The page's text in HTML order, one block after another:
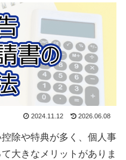
2024.11.12 2026.06.08
除や特典が多く、個人事
大きなメリットがありま